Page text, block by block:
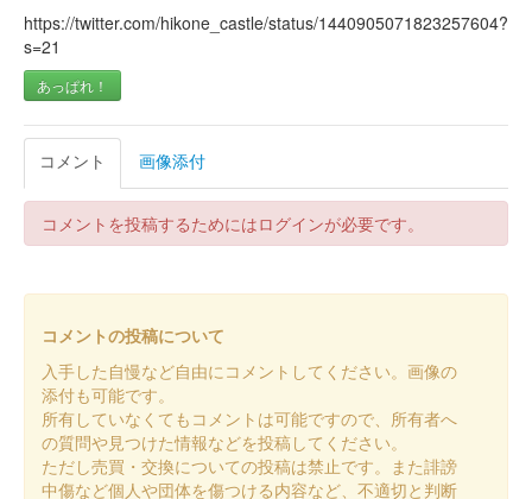
彦根城 御城印
販売終了
彦根城 御城印 井伊直孝甲冑版 新デザイン版
販売終了
彦根城 御城印 「にっぽん城まつり2025」限定版
販売終了
https://twitter.com/hikone_castle/status/1440905071823257604?
s=21
あっぱれ！
コメント 画像添付
コメントを投稿するためにはログインが必要です。
コメントの投稿について
入手した自慢など自由にコメントしてください。画像の
添付も可能です。
所有していなくてもコメントは可能ですので、所有者へ
の質問や見つけた情報などを投稿してください。
ただし売買・交換についての投稿は禁止です。また誹謗
中傷など個人や団体を傷つける内容など、不適切と判断